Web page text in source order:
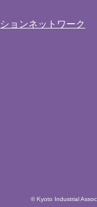
ョンネットワーク
© Kyoto Industrial